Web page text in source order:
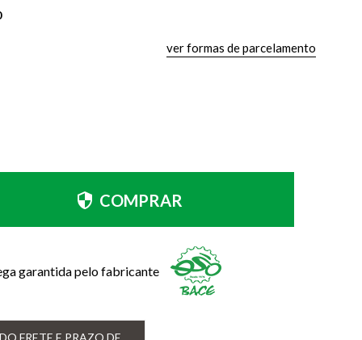
ver formas de parcelamento
COMPRAR
garantida pelo fabricante